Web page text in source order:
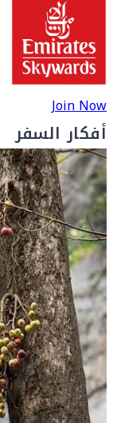
Join Now
أفكار السفر